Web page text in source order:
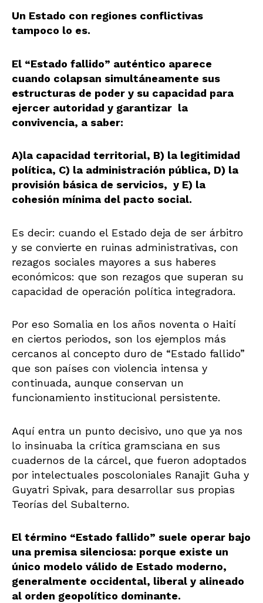
Un Estado con regiones conflictivas
tampoco lo es.
El “Estado fallido” auténtico aparece
cuando colapsan simultáneamente sus
estructuras de poder y su capacidad para
ejercer autoridad y garantizar la
convivencia, a saber:
A)la capacidad territorial, B) la legitimidad
política, C) la administración pública, D) la
provisión básica de servicios, y E) la
cohesión mínima del pacto social.
Es decir: cuando el Estado deja de ser árbitro
y se convierte en ruinas administrativas, con
rezagos sociales mayores a sus haberes
económicos: que son rezagos que superan su
capacidad de operación política integradora.
Por eso Somalia en los años noventa o Haití
en ciertos periodos, son los ejemplos más
cercanos al concepto duro de “Estado fallido”
que son países con violencia intensa y
continuada, aunque conservan un
funcionamiento institucional persistente.
Aquí entra un punto decisivo, uno que ya nos
lo insinuaba la crítica gramsciana en sus
cuadernos de la cárcel, que fueron adoptados
por intelectuales poscoloniales Ranajit Guha y
Guyatri Spivak, para desarrollar sus propias
Teorías del Subalterno.
El término “Estado fallido” suele operar bajo
una premisa silenciosa: porque existe un
único modelo válido de Estado moderno,
generalmente occidental, liberal y alineado
al orden geopolítico dominante.